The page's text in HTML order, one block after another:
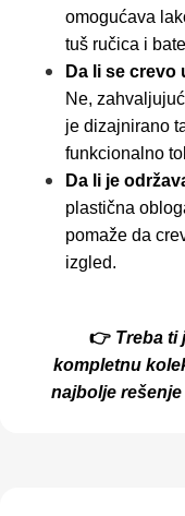
omogućava
tuš ručica i
Da li se
Ne,
je dizajnirano
funkcionalno
Da li je
plastična
pomaže da
izgled.
👉 Treba ti
kompletnu
najbolje